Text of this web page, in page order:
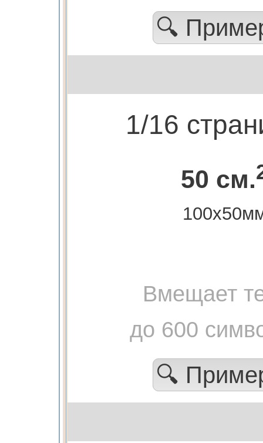
🔍
1/16
50 см.
Вмещает
до 600
🔍